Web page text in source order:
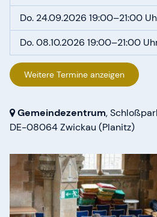
Do. 24.09.2026 19:00–21:00
Do. 08.10.2026 19:00–21:00
Weitere Termine anzeigen
Gemeindezentrum,
DE-08064 Zwickau (Planitz)